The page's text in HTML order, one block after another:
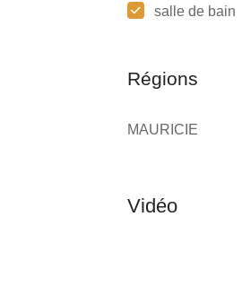
salle de bain
Régions
MAURICIE